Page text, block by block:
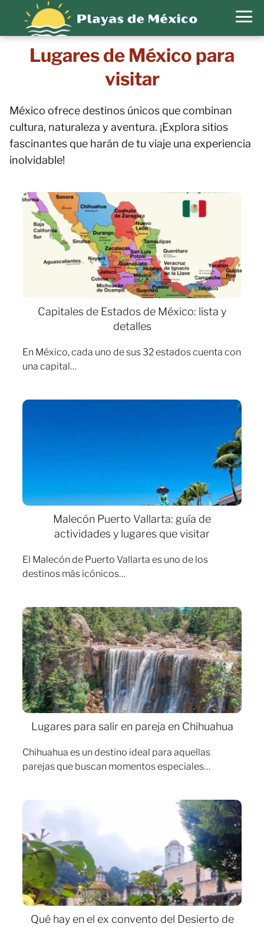
Lugares de México para
visitar
México ofrece destinos únicos que combinan
cultura, naturaleza y aventura. ¡Explora sitios
fascinantes que harán de tu viaje una experiencia
inolvidable!
Capitales de Estados de México: lista y
detalles
En México, cada uno de sus 32 estados cuenta con
una capital…
Malecón Puerto Vallarta: guía de
actividades y lugares que visitar
El Malecón de Puerto Vallarta es uno de los
destinos más icónicos…
Lugares para salir en pareja en Chihuahua
Chihuahua es un destino ideal para aquellas
parejas que buscan momentos especiales…
Qué hay en el ex convento del Desierto de